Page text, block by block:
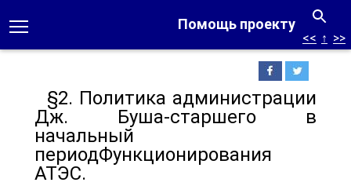
Помощь проекту
<< ↑ >>
§2. Политика администрации
Дж. Буша-старшего в
начальный
периодФункционирования
АТЭС.